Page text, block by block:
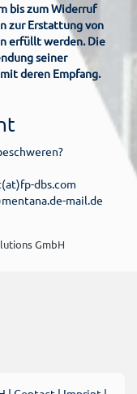
bis zum Widerruf
zur Erstattung von
erfüllt werden. Die
seiner
deren Empfang.
dbs.com
mail.de
GmbH